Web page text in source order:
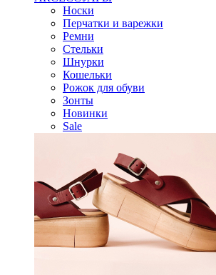
Носки
Перчатки и варежки
Ремни
Стельки
Шнурки
Кошельки
Рожок для обуви
Зонты
Новинки
Sale